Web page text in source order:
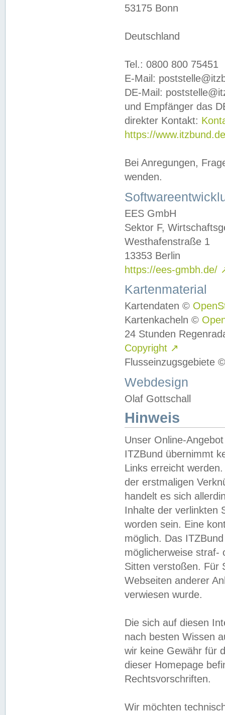
53175 Bonn
Deutschland
Tel.: 0800 800 75451
E-Mail:
DE-Mail:
und Empfänger das
direkter Kontakt:
https://
Bei Anregungen,
wenden.
EES GmbH
Sektor F,
Westhafenstraße 1
13353 Berlin
https://ees-gmbh.de/
Kartenmaterial
Kartendaten ©
Kartenkacheln ©
24 Stunden
Copyright ↗
Flusseinzugsgebiete
Webdesign
Olaf Gottschall
Hinweis
Unser Online-
ITZBund übernimmt
Links erreicht
der erstmaligen
handelt es sich
Inhalte der verlinkten
worden sein. Eine
möglich. Das
möglicherweise straf-
Sitten verstoßen. Für
Webseiten anderer
verwiesen wurde.
Die sich auf diesen
nach besten Wissen
wir keine Gewähr für
dieser Homepage
Rechtsvorschriften.
Wir möchten